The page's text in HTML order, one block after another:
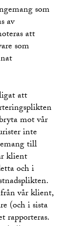
som
av
att
som
att
mot vår
inte
till
klient
och i
vår klient,
(och i sista
rapporteras.